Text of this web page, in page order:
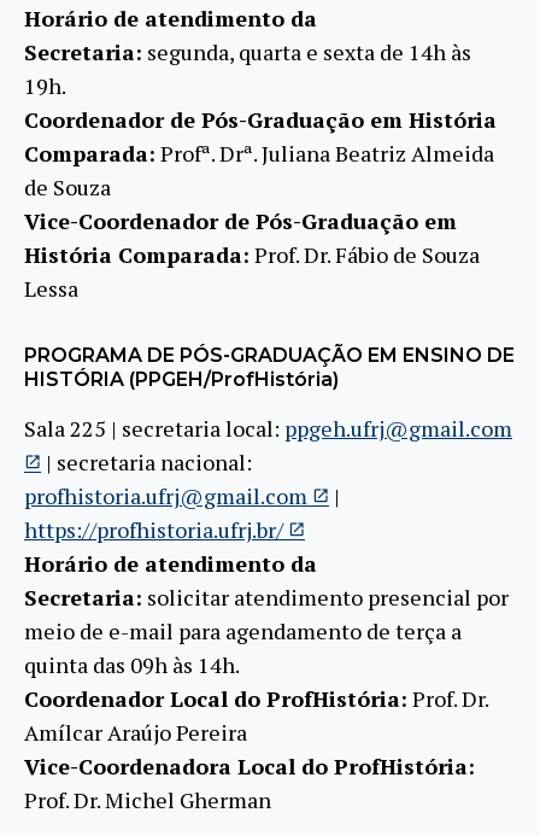
Horário de atendimento da
Secretaria: segunda, quarta e sexta de 14h às
19h.
Coordenador de Pós-Graduação em História
Comparada: Profª. Drª. Juliana Beatriz Almeida
de Souza
Vice-Coordenador de Pós-Graduação em
História Comparada: Prof. Dr. Fábio de Souza
Lessa
PROGRAMA DE PÓS-GRADUAÇÃO EM ENSINO DE
HISTÓRIA (PPGEH/ProfHistória)
Sala 225 | secretaria local: ppgeh.ufrj@gmail.com
| secretaria nacional:
profhistoria.ufrj@gmail.com
|
https://profhistoria.ufrj.br/
Horário de atendimento da
Secretaria: solicitar atendimento presencial por
meio de e-mail para agendamento de terça a
quinta das 09h às 14h.
Coordenador Local do ProfHistória: Prof. Dr.
Amílcar Araújo Pereira
Vice-Coordenadora Local do ProfHistória:
Prof. Dr. Michel Gherman